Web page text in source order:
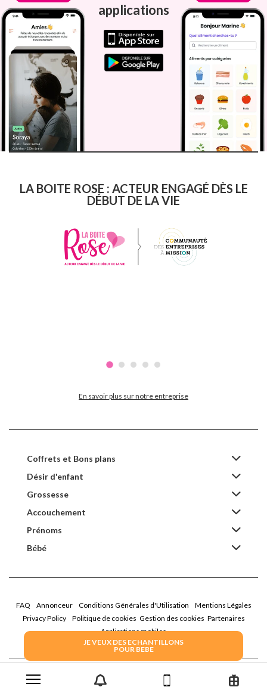
JE VEUX DES ECHANTILLONS
POUR BEBE
applications
LA BOITE ROSE : ACTEUR ENGAGÉ DÈS LE
DÉBUT DE LA VIE
En savoir plus sur notre entreprise
Coffrets et Bons plans
Désir d'enfant
Grossesse
Accouchement
Prénoms
Bébé
FAQ Annonceur Conditions Générales d'Utilisation
Mentions Légales
Privacy Policy
Politique de cookies Gestion des cookies Partenaires
Applications mobiles
2026 Family Service - La Boîte Rose